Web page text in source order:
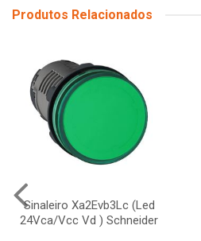
Produtos Relacionados
Sinaleiro Xa2Evb3Lc (Led
24Vca/Vcc Vd ) Schneider